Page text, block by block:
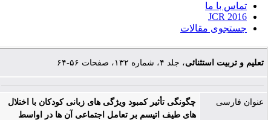
تماس با ما
JCR 2016
جستجوی مقالات
تعلیم و تربیت استثنائی، جلد ۴، شماره ۱۳۲، صفحات ۵۶-۶۴
عنوان فارسی
چگونگی تأثیر کمبود ویژگی های زبانی کودکان با اختلال
های طیف اتیسم بر تعامل اجتماعی آن ها در اواسط